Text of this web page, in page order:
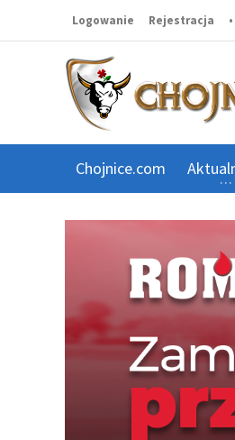
Logowanie Rejestracja •
Chojnice.com